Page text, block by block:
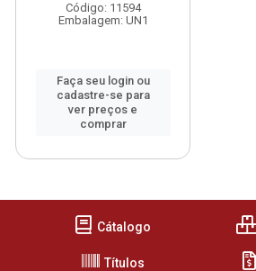
Código: 11594
Embalagem: UN1
Faça seu login ou
cadastre-se para
ver preços e
comprar
Cátalogo
Títulos